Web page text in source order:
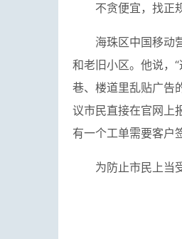
不贪便宜，找正
海珠区中国移动
和老旧小区。他说，
巷、楼道里乱贴广告
议市民直接在官网上
有一个工单需要客户
为防止市民上当